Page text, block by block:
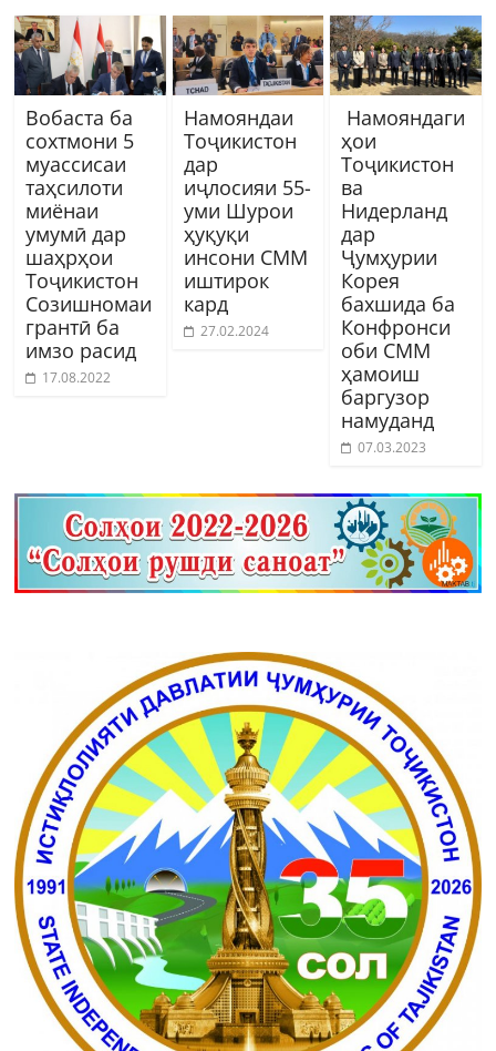
Вобаста ба
сохтмони 5
муассисаи
таҳсилоти
миёнаи
умумӣ дар
шаҳрҳои
Тоҷикистон
Созишномаи
грантӣ ба
имзо расид
17.08.2022
Намояндаи
Тоҷикистон
дар
иҷлосияи 55-
уми Шурои
ҳуқуқи
инсони СММ
иштирок
кард
27.02.2024
Намояндаги
ҳои
Тоҷикистон
ва
Нидерланд
дар
Ҷумҳурии
Корея
бахшида ба
Конфронси
оби СММ
ҳамоиш
баргузор
намуданд
07.03.2023